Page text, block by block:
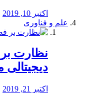
اکتبر 10, 2019
علم و فناوری
نظارت
اکتبر 21, 2019